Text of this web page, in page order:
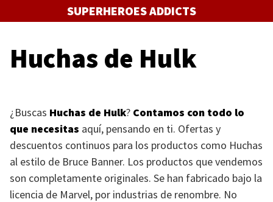
al
SUPERHEROES ADDICTS
Huchas de Hulk
¿Buscas Huchas de Hulk? Contamos con todo lo
que necesitas aquí, pensando en ti. Ofertas y
descuentos continuos para los productos como Huchas
al estilo de Bruce Banner. Los productos que vendemos
son completamente originales. Se han fabricado bajo la
licencia de Marvel, por industrias de renombre. No